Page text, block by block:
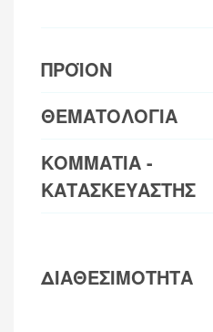
ΠΡΟΪΟΝ
ΘΕΜΑΤΟΛΟΓΙΑ
ΚΟΜΜΑΤΙΑ -
ΚΑΤΑΣΚΕΥΑΣΤΗΣ
ΔΙΑΘΕΣΙΜΟΤΗΤΑ